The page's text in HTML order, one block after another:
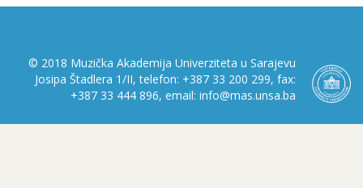
© 2018 Muzička Akademija Univerziteta u Sarajevu
Josipa Štadlera 1/II, telefon: +387 33 200 299, fax:
+387 33 444 896, email: info@mas.unsa.ba